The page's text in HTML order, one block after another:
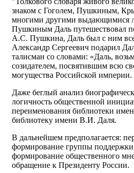
знаком с Гоголем, Пушкиным,
многими другими выдающимися
Пушкиным Даль путешествовал
А.С. Пушкина, Даль был с ним
Александр Сергеевич подарил
талисман со словами: «Даль,
созидателем, посвятившим всю
могущества Российской империи.
Даже беглый анализ
логичность общественной
переименования библиотеки
библиотеку имени В.И. Даля.
В дальнейшем предполагается:
формирование группы
формирование общественного
обращение к Президенту России.